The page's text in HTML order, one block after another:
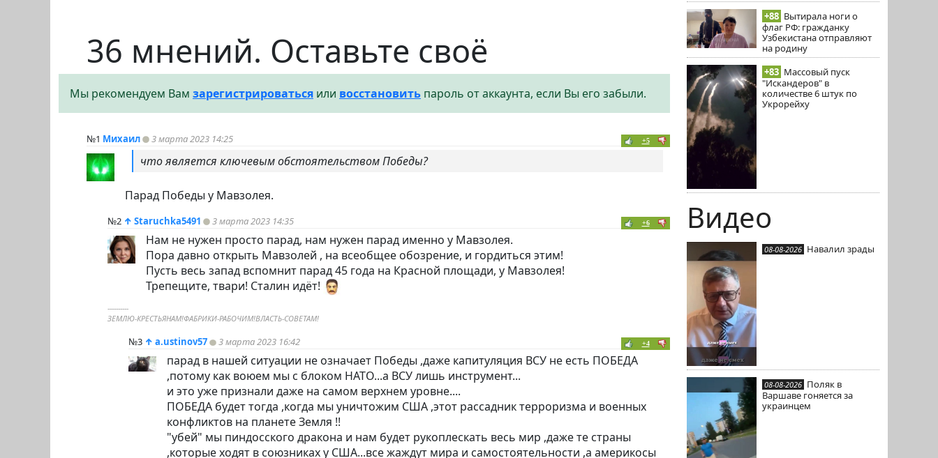
+88 Вытирала ноги о
флаг РФ: гражданку
Узбекистана отправляют
на родину
+83 Массовый пуск
"Искандеров" в
количестве 6 штук по
Укрорейху
Видео
08-08-2026 Навалил зрады
08-08-2026 Поляк в
Варшаве гоняется за
украинцем
36 мнений. Оставьте своё
Мы рекомендуем Вам зарегистрироваться или восстановить пароль от аккаунта, если Вы его забыли.
№1 Михаил 3 марта 2023 14:25 +5
что является ключевым обстоятельством Победы?
Парад Победы у Мавзолея.
№2 ↑ Staruchka5491 3 марта 2023 14:35 +6
Нам не нужен просто парад, нам нужен парад именно у Мавзолея.
Пора давно открыть Мавзолей , на всеобщее обозрение, и гордиться этим!
Пусть весь запад вспомнит парад 45 года на Красной площади, у Мавзолея!
Трепещите, твари! Сталин идёт!
----------
ЗЕМЛЮ-КРЕСТЬЯНАМ!ФАБРИКИ-РАБОЧИМ!ВЛАСТЬ-СОВЕТАМ!
№3 ↑ a.ustinov57 3 марта 2023 16:42 +4
парад в нашей ситуации не означает Победы ,даже капитуляция ВСУ не есть ПОБЕДА
,потому как воюем мы с блоком НАТО...а ВСУ лишь инструмент...
и это уже признали даже на самом верхнем уровне....
ПОБЕДА будет тогда ,когда мы уничтожим США ,этот рассадник терроризма и военных
конфликтов на планете Земля !!
"убей" мы пиндocского дракона и нам будет рукоплескать весь мир ,даже те страны
,которые ходят в союзниках у США...все жаждут мира и самостоятельности ,а америкосы